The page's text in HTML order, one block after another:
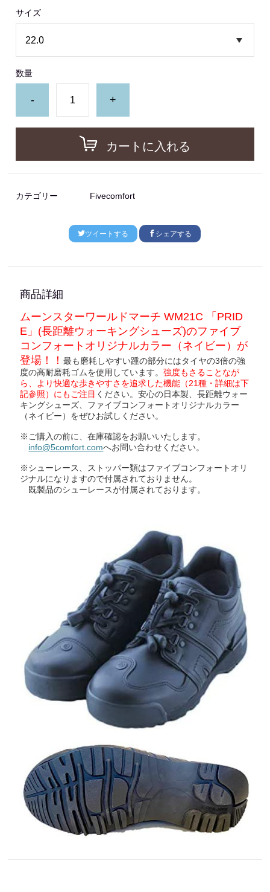
サイズ
数量
- +
カートに入れる
カテゴリー Fivecomfort
ツイートする シェアする
商品詳細
ムーンスターワールドマーチ WM21C 「PRID
E」(長距離ウォーキングシューズ)のファイブ
コンフォートオリジナルカラー（ネイビー）が
登場！！最も磨耗しやすい踵の部分にはタイヤの3倍の強
度の高耐磨耗ゴムを使用しています。強度もさることなが
ら、より快適な歩きやすさを追求した機能（21種・詳細は下
記参照）にもご注目 ください。安心の日本製、長距離ウォー
キングシューズ、ファイブコンフォートオリジナルカラー
（ネイビー）をぜひお試しください。
※ご購入の前に、在庫確認をお願いいたします。
info@5comfort.comへお問い合わせください。
※シューレース、ストッパー類はファイブコンフォートオリ
ジナルになりますので付属されておりません。
既製品のシューレースが付属されております。